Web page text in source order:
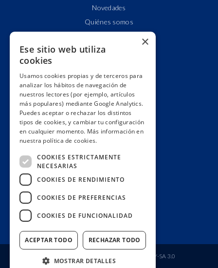
Novedades
Quiénes somos
Alianzas y redes
Impacto
Premios
Formación
Código ético
Re-publica
Muro de donantes
Únete aquí
Fundación Ciudadana Civio CC BY-SA 3.0
×
Ese sitio web utiliza
cookies
Usamos cookies propias y de terceros para
analizar los hábitos de navegación de
nuestros lectores (por ejemplo, artículos
más populares) mediante Google Analytics.
Puedes aceptar o rechazar los distintos
tipos de cookies, y cambiar tu configuración
en cualquier momento. Más información en
nuestra política de cookies.
COOKIES ESTRICTAMENTE
NECESARIAS
COOKIES DE RENDIMIENTO
COOKIES DE PREFERENCIAS
COOKIES DE FUNCIONALIDAD
ACEPTAR TODO RECHAZAR TODO
MOSTRAR DETALLES